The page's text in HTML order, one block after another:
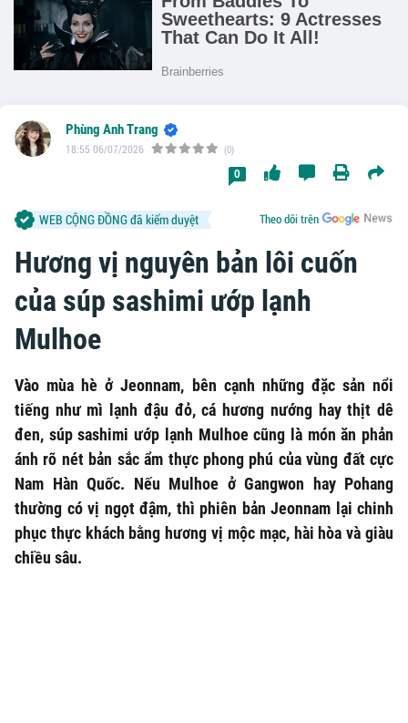
Hương vị nguyên bản lôi cuốn
của súp sashimi ướp lạnh
Mulhoe
Vào mùa hè ở Jeonnam, bên cạnh những đặc sản nổi
tiếng như mì lạnh đậu đỏ, cá hương nướng hay thịt dê
đen, súp sashimi ướp lạnh Mulhoe cũng là món ăn phản
ánh rõ nét bản sắc ẩm thực phong phú của vùng đất cực
Nam Hàn Quốc. Nếu Mulhoe ở Gangwon hay Pohang
thường có vị ngọt đậm, thì phiên bản Jeonnam lại chinh
phục thực khách bằng hương vị mộc mạc, hài hòa và giàu
chiều sâu.
Phùng Anh Trang
18:55 06/07/2026 (0)
0
Theo dõi trên
WEB CỘNG ĐỒNG đã kiểm duyệt